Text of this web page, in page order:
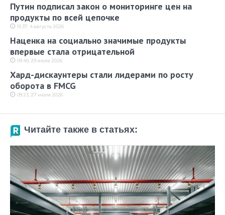
Путин подписал закон о мониторинге цен на
продукты по всей цепочке
15:37, 4 августа 2026
Наценка на социально значимые продукты
впервые стала отрицательной
09:40, 29 июля 2026
Хард-дискаунтеры стали лидерами по росту
оборота в FMCG
09:23, 27 июля 2026
Читайте также в статьях: